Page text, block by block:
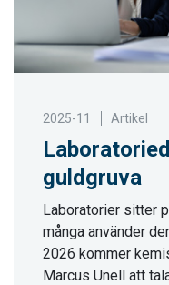
2025-11 Artikel
guldgruva
Laboratorier sitter
många använder
2026 kommer
Marcus Unell att